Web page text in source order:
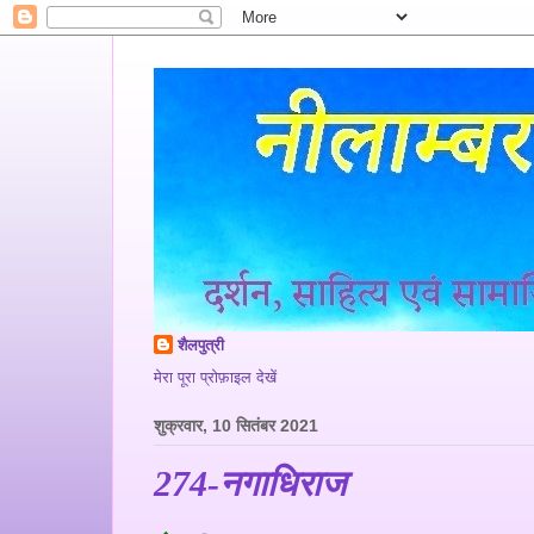
शैलपुत्री
मेरा पूरा प्रोफ़ाइल देखें
शुक्रवार, 10 सितंबर 2021
274-नगाधिराज